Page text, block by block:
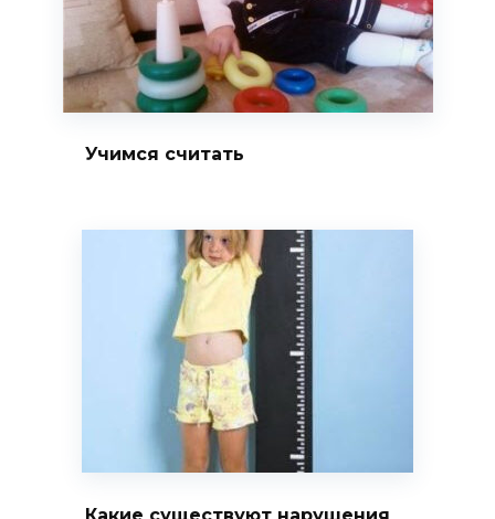
Учимся считать
Какие существуют нарушения